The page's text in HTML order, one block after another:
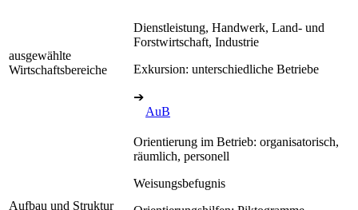
ausgewählte
Wirtschaftsbereiche
Dienstleistung, Handwerk, Land- und
Forstwirtschaft, Industrie
Exkursion: unterschiedliche Betriebe
➔
AuB
Aufbau und Struktur
Orientierung im Betrieb: organisatorisch,
räumlich, personell
Weisungsbefugnis